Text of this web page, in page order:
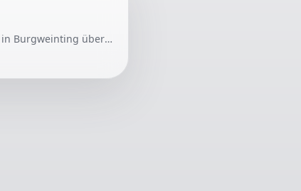
Gesucht wird ein selbstständiger Bodenleger oder eine Firma, die im August einen Parkettboden in Burgweinting überarbeiten kann. Dazu gehören das Austausch von Stäben, Abschleifen, Lackieren und Anbringen neuer Sockelleisten.